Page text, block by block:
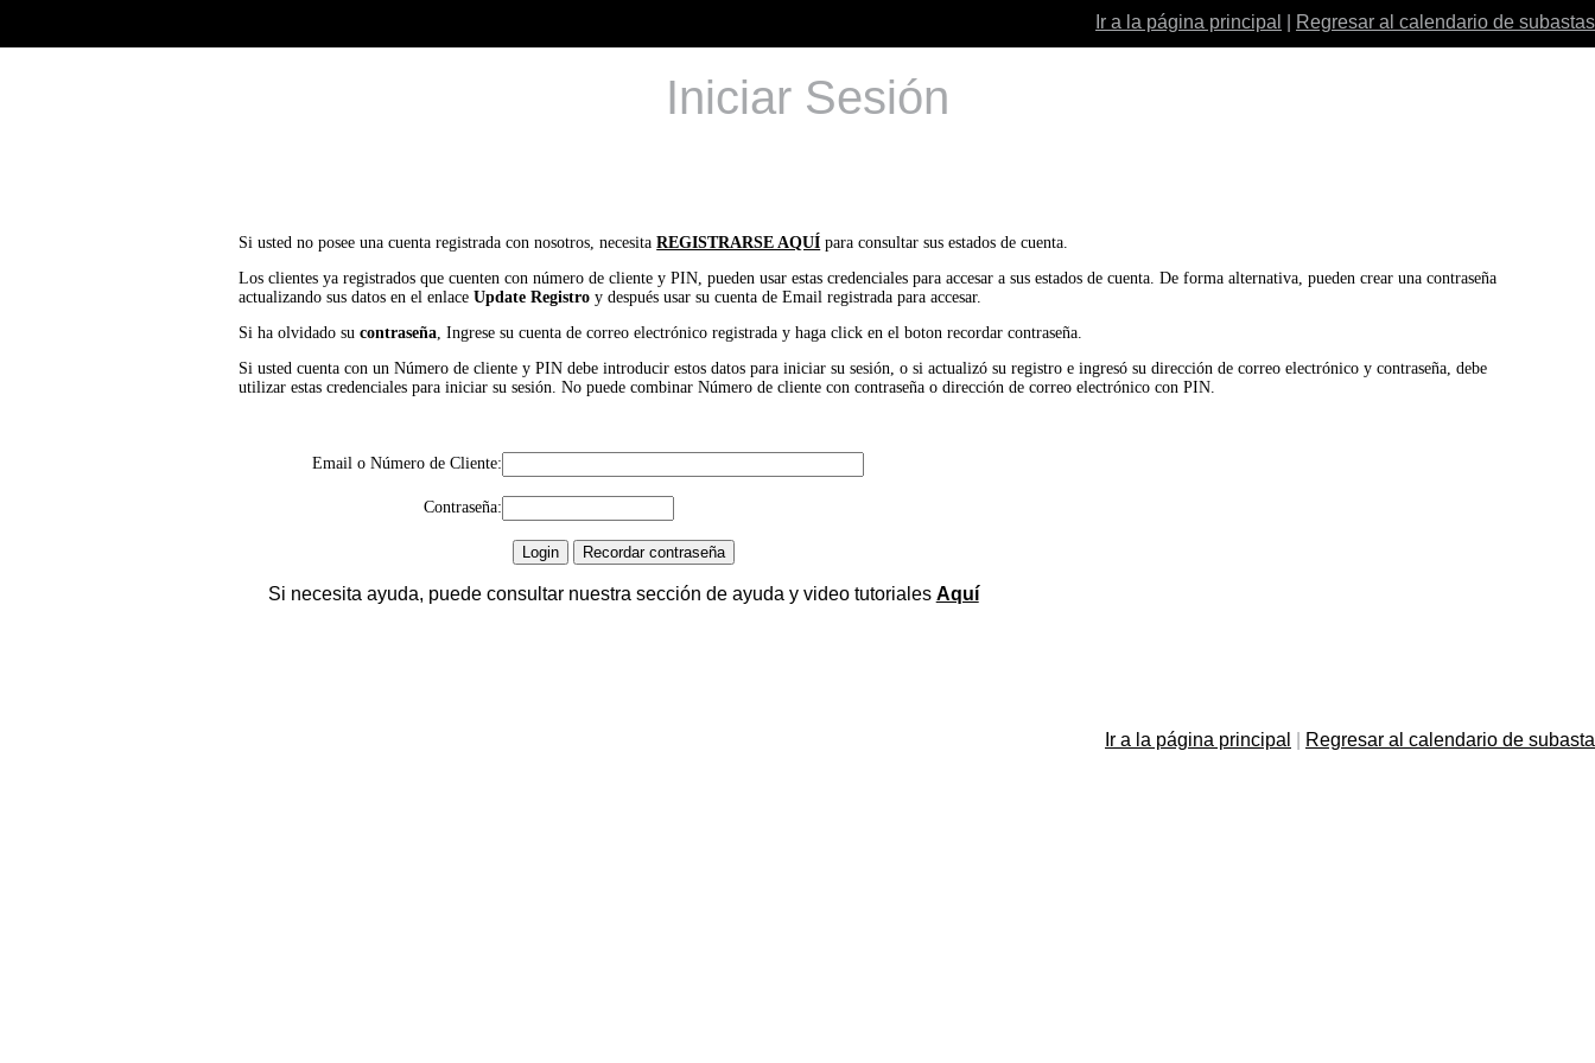
Ir a la página principal Regresar al calendario de subastas
Iniciar Sesión
Si usted no posee una cuenta registrada con nosotros, necesitaREGISTRARSE AQUÍ para consultar sus estados de cuenta.
Los clientes ya registrados que cuenten con número de cliente y PIN, pueden usar estas credenciales para accesar a sus estados de cuenta. De forma alternativa, pueden crear una contraseña
actualizando sus datos en el enlaceUpdate Registro y después usar su cuenta de Email registrada para accesar.
Si ha olvidado sucontraseña, Ingrese su cuenta de correo electrónico registrada y haga click en el boton recordar contraseña.
Si usted cuenta con un Número de cliente y PIN debe introducir estos datos para iniciar su sesión, o si actualizó su registro e ingresó su dirección de correo electrónico y contraseña, debe
utilizar estas credenciales para iniciar su sesión. No puede combinar Número de cliente con contraseña o dirección de correo electrónico con PIN.
Email o Número de Cliente:
Contraseña:
Si necesita ayuda, puede consultar nuestra sección de ayuda y video tutoriales Aquí
Ir a la página principal Regresar al calendario de